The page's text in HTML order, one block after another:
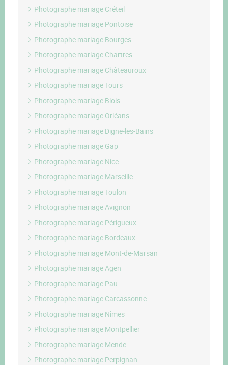
Photographe mariage Créteil
Photographe mariage Pontoise
Photographe mariage Bourges
Photographe mariage Chartres
Photographe mariage Châteauroux
Photographe mariage Tours
Photographe mariage Blois
Photographe mariage Orléans
Photographe mariage Digne-les-Bains
Photographe mariage Gap
Photographe mariage Nice
Photographe mariage Marseille
Photographe mariage Toulon
Photographe mariage Avignon
Photographe mariage Périgueux
Photographe mariage Bordeaux
Photographe mariage Mont-de-Marsan
Photographe mariage Agen
Photographe mariage Pau
Photographe mariage Carcassonne
Photographe mariage Nîmes
Photographe mariage Montpellier
Photographe mariage Mende
Photographe mariage Perpignan